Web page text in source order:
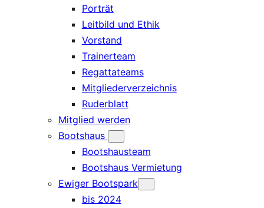
Porträt
Leitbild und Ethik
Vorstand
Trainerteam
Regattateams
Mitgliederverzeichnis
Ruderblatt
Mitglied werden
Bootshaus
Bootshausteam
Bootshaus Vermietung
Ewiger Bootspark
bis 2024